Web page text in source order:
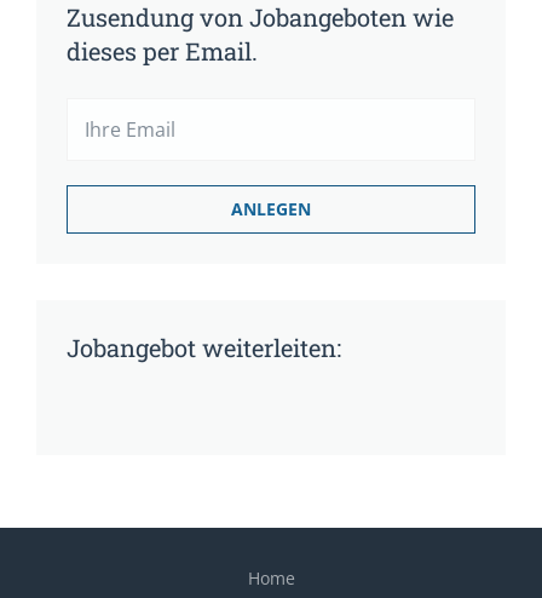
Zusendung von Jobangeboten wie
dieses per Email.
Jobangebot weiterleiten:
Home